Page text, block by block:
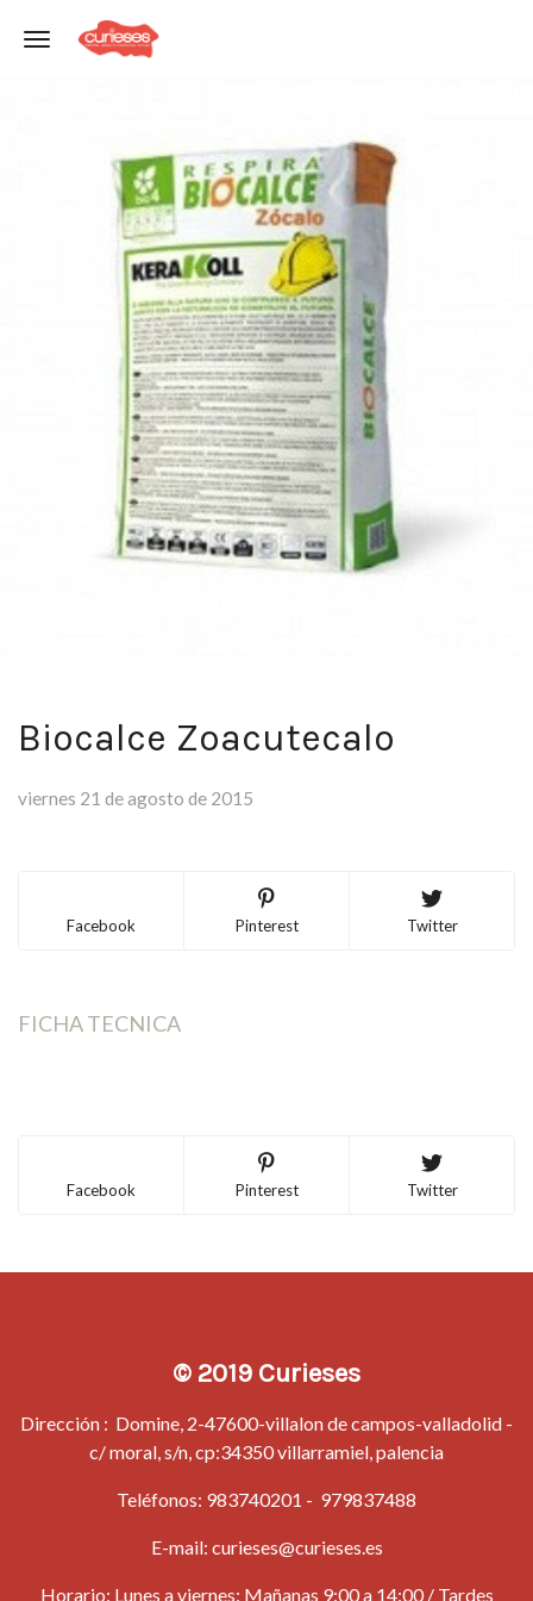
Toggle navigation
Biocalce Zoacutecalo
viernes 21 de agosto de 2015
Facebook Pinterest Twitter
FICHA TECNICA
Facebook Pinterest Twitter
© 2019 Curieses
Dirección : Domine, 2-47600-villalon de campos-valladolid -
c/ moral, s/n, cp:34350 villarramiel, palencia
Teléfonos: 983740201 - 979837488
E-mail: curieses@curieses.es
Horario: Lunes a viernes: Mañanas 9:00 a 14:00 / Tardes